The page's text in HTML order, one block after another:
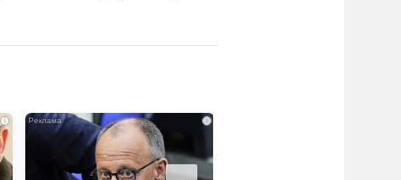
i i